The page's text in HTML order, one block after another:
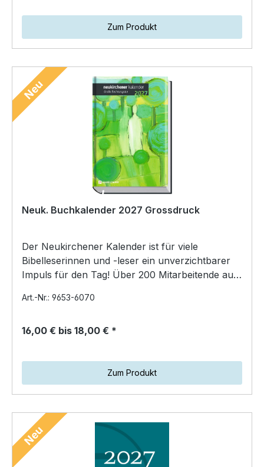
Zum Produkt
Neu
Neuk. Buchkalender 2027 Grossdruck
Der Neukirchener Kalender ist für viele
Bibelleserinnen und -leser ein unverzichtbarer
Impuls für den Tag! Über 200 Mitarbeitende aus
Art.-Nr.: 9653-6070
16,00 € bis 18,00 € *
Zum Produkt
Neu